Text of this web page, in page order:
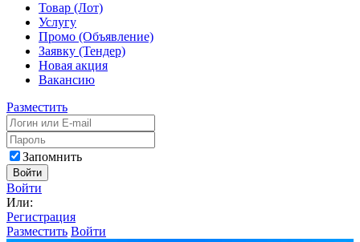
Товар (Лот)
Услугу
Промо (Объявление)
Заявку (Тендер)
Новая акция
Вакансию
Разместить
Запомнить
Войти
Войти
Или:
Регистрация
Разместить Войти